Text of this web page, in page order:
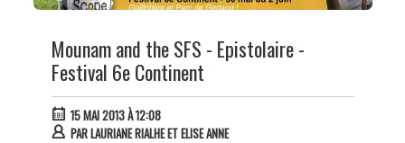
Mounam and the SFS - Epistolaire -
Festival 6e Continent
15 MAI 2013 À 12:08
PARLAURIANE RIALHE ET ELISE ANNE